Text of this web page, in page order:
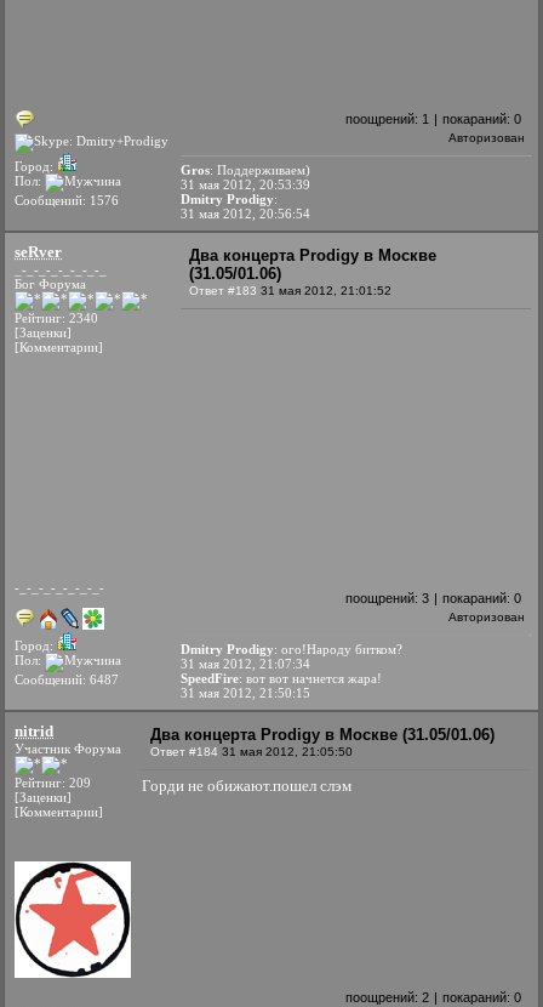
Город:
Пол:
Сообщений: 1576
поощрений: 1 | покараний: 0
Авторизован
Gros: Поддерживаем)
31 мая 2012, 20:53:39
Dmitry Prodigy:
31 мая 2012, 20:56:54
seRver
_-_-_-_-_-_-_-_
Бог Форума
Рейтинг: 2340
[Заценки]
[Комментарии]
-_-_-_-_-_-_-_-
Город:
Пол:
Сообщений: 6487
Два концерта Prodigy в Москве
(31.05/01.06)
Ответ #183 31 мая 2012, 21:01:52
поощрений: 3 | покараний: 0
Авторизован
Dmitry Prodigy: ого!Народу битком?
31 мая 2012, 21:07:34
SpeedFire: вот вот начнется жара!
31 мая 2012, 21:50:15
nitrid
Участник Форума
Рейтинг: 209
[Заценки]
[Комментарии]
Два концерта Prodigy в Москве (31.05/01.06)
Ответ #184 31 мая 2012, 21:05:50
Горди не обижают.пошел слэм
поощрений: 2 | покараний: 0